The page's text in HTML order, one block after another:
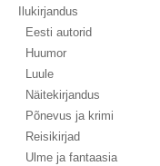
Ilukirjandus
Eesti autorid
Huumor
Luule
Näitekirjandus
Põnevus ja krimi
Reisikirjad
Ulme ja fantaasia